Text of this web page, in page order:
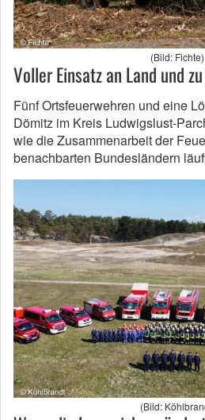
(Bild: Fichte)
Voller Einsatz an Land und
Fünf Ortsfeuerwehren und eine
Dömitz im Kreis Ludwigslust-
wie die Zusammenarbeit der
benachbarten Bundesländern
(Bild: